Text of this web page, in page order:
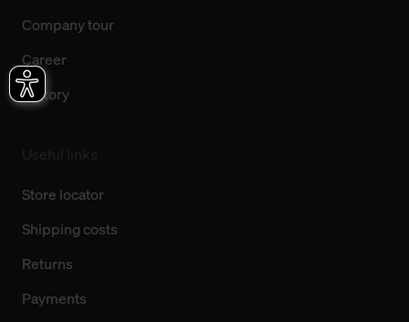
Company tour
Career
History
Store locator
Shipping costs
Returns
Payments